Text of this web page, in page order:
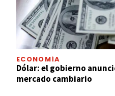
ECONOMÍA
Dólar: el gobierno
mercado cambiario